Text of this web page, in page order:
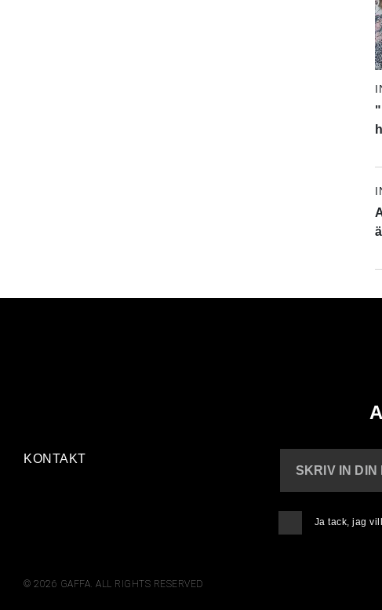
KONTAKT
SKRIV IN DIN
Ja tack, jag
© 2026 GAFFA. ALL RIGHTS RESERVED